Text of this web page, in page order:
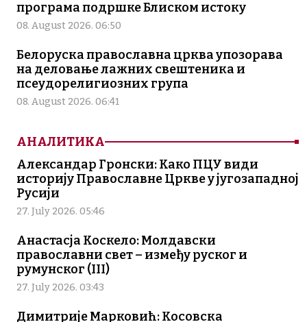
програма подршке Блиском истоку
08. August 2026. 06:50
Белоруска православна црква упозорава
на деловање лажних свештеника и
псеудорелигиозних група
08. August 2026. 06:41
АНАЛИТИКА
Александар Гронски: Како ПЦУ види
историју Православне Цркве у југозападној
Русији
27. July 2026. 05:46
Анастасја Коскело: Молдавски
православни свет – између руског и
румунског (III)
27. July 2026. 03:43
Димитрије Марковић: Косовска